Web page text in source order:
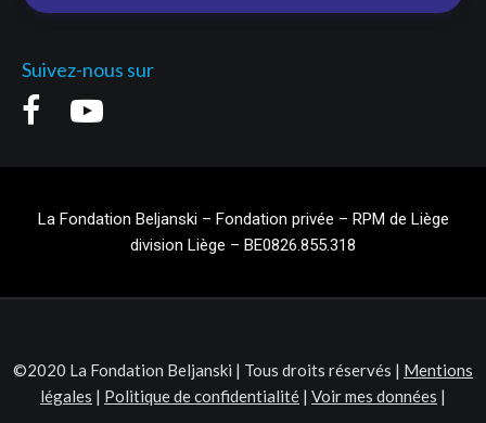
Suivez-nous sur
La Fondation Beljanski – Fondation privée – RPM de Liège
division Liège – BE0826.855.318
©2020 La Fondation Beljanski | Tous droits réservés | Mentions
légales | Politique de confidentialité | Voir mes données |